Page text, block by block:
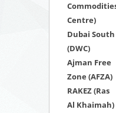
Centre)
Dubai South
(DWC)
Ajman Free
Zone (AFZA)
RAKEZ (Ras
Al Khaimah)